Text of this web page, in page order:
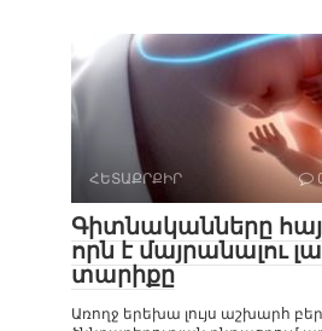
ՀԵՏԱՔՐՔԻՐ
Գիտնականները
որն է մայրանալու
տարիքը
Առողջ երեխա լույս աշխարհ